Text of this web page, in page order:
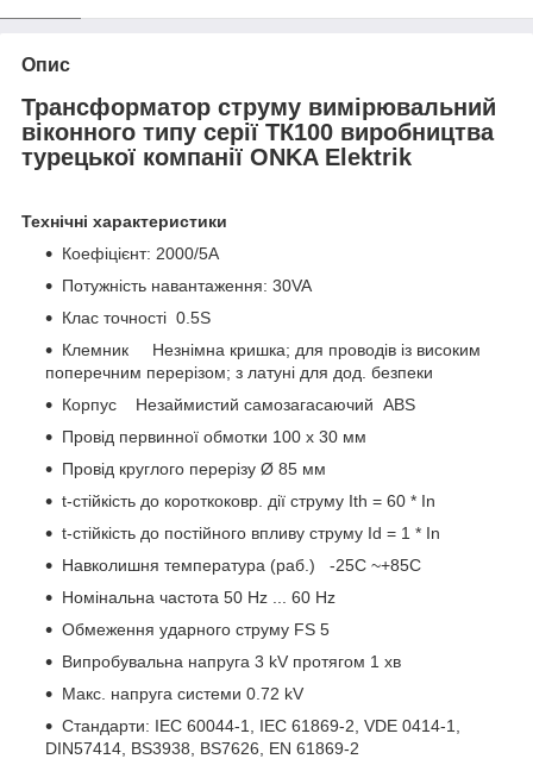
Опис
Трансформатор струму вимірювальний
віконного типу серії ТК100 виробництва
турецької компанії ONKA Elektrik
Технічні характеристики
Коефіцієнт: 2000/5A
Потужність навантаження: 30VA
Клас точності 0.5S
Клемник Незнімна кришка; для проводів із високим
поперечним перерізом; з латуні для дод. безпеки
Корпус Незаймистий самозагасаючий ABS
Провід первинної обмотки 100 x 30 мм
Провід круглого перерізу Ø 85 мм
t-стійкість до короткоковр. дії струму Ith = 60 * In
t-стійкість до постійного впливу струму Id = 1 * In
Навколишня температура (раб.) -25C ~+85C
Номінальна частота 50 Hz ... 60 Hz
Обмеження ударного струму FS 5
Випробувальна напруга 3 kV протягом 1 хв
Макс. напруга системи 0.72 kV
Стандарти: IEC 60044-1, IEC 61869-2, VDE 0414-1,
DIN57414, BS3938, BS7626, EN 61869-2